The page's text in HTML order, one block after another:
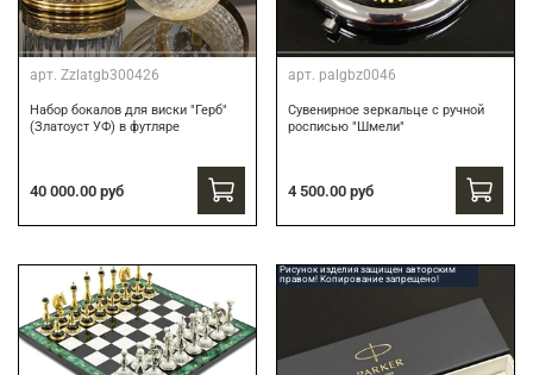
арт. Zzlatgb300426
Набор бокалов для виски "Герб"
(Златоуст УФ) в футляре
40 000.00 руб
арт. palgbz0046
Сувенирное зеркальце с ручной
росписью "Шмели"
4 500.00 руб
Рисунок изделия защищен авторским
правом! Копирование запрещено!